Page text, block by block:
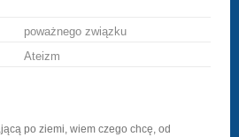
poważnego związku
Ateizm
po ziemi, wiem czego chcę, od